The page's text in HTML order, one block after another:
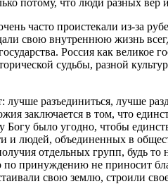
часто проистекали из-за
свою внутреннюю жизнь
Россия как великое
судьбы, разной
разъединиться, лучше
заключается в том, что
было угодно, чтобы
и людей, объединенных в
отдельных групп, будь
принуждению не приносит
свою землю, строили